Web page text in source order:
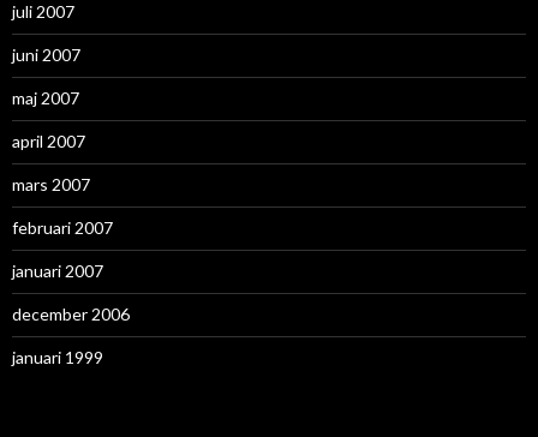
juli 2007
juni 2007
maj 2007
april 2007
mars 2007
februari 2007
januari 2007
december 2006
januari 1999